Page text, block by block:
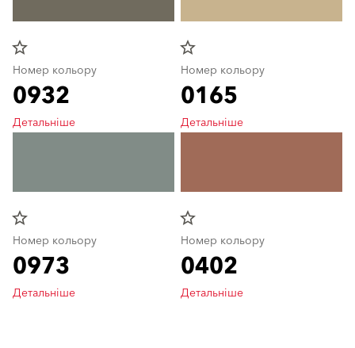
star_border
Номер кольору
0932
Детальніше
star_border
Номер кольору
0973
Детальніше
star_border
Номер кольору
0165
Детальніше
star_border
Номер кольору
0402
Детальніше